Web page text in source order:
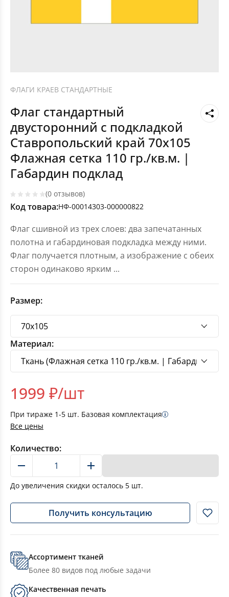
ФЛАГИ КРАЕВ СТАНДАРТНЫЕ
Флаг стандартный
двусторонний с подкладкой
Ставропольский край 70х105
Флажная сетка 110 гр./кв.м. |
Габардин подклад
(0 отзывов)
Код товара:НФ-00014303-000000822
Флаг сшивной из трех слоев: два запечатанных
полотна и габардиновая подкладка между ними.
Флаг получается плотным, а изображение с обеих
сторон одинаково ярким ...
Размер:
Материал:
1999 ₽/шт
При тираже 1-5 шт. Базовая комплектация
Все цены
Количество:
До увеличения скидки осталось 5 шт.
Получить консультацию
Ассортимент тканей
Более 80 видов под любые задачи
Качественная печать